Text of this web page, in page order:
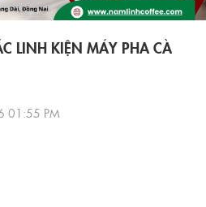
LINH KIỆN MÁY PHA CÀ
01:55 PM